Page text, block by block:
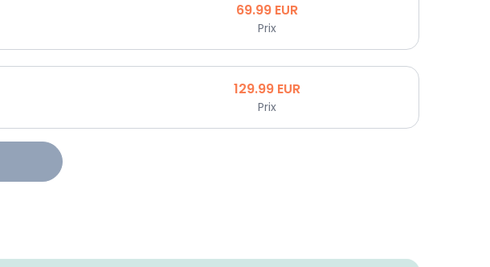
69.99 EUR
Prix
129.99 EUR
Prix